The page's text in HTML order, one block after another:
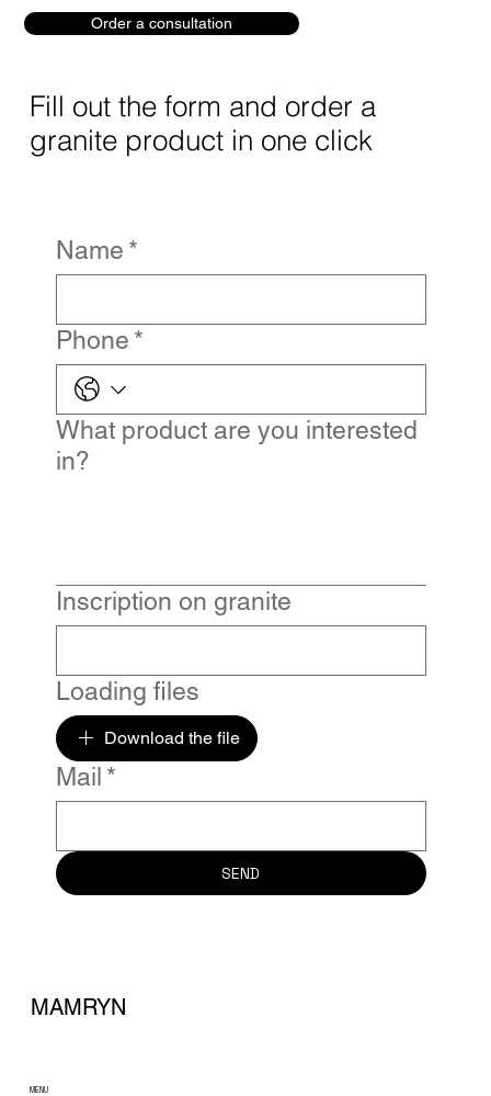
Order a consultation
Fill out the form and order a
granite product in one click
Name *
Phone *
What product are you interested
in?
Inscription on granite
Loading files
Download the file
Mail *
SEND
MAMRYN
MENU